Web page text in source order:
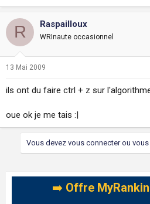
R Raspailloux
WRInaute occasionnel
13 Mai 2009
ils ont du faire ctrl + z sur
oue ok je me tais :|
Vous devez vous connecter ou
➡️ Offre